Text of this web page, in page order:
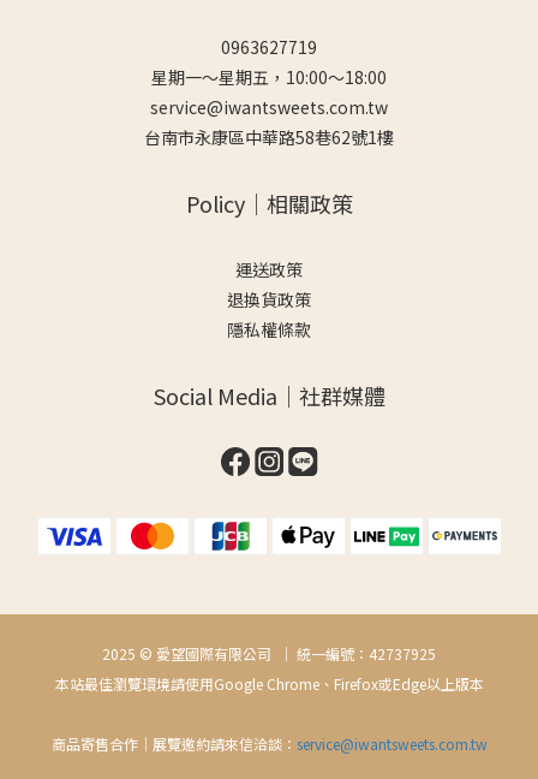
0963627719
星期一～星期五，10:00～18:00
service@iwantsweets.com.tw
台南市永康區中華路58巷62號1樓
Policy｜相關政策
運送政策
退換貨政策
隱私權條款
Social Media｜社群媒體
2025 © 愛望國際有限公司 ｜ 統一編號：42737925
本站最佳瀏覽環境請使用Google Chrome、Firefox或Edge以上版本
商品寄售合作｜展覽邀約請來信洽談： service@iwantsweets.com.tw